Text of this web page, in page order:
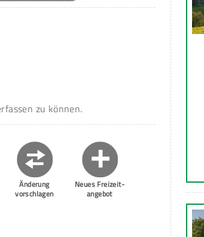
zu können.
Änderung
vorschlagen
Neues Freizeit-
angebot